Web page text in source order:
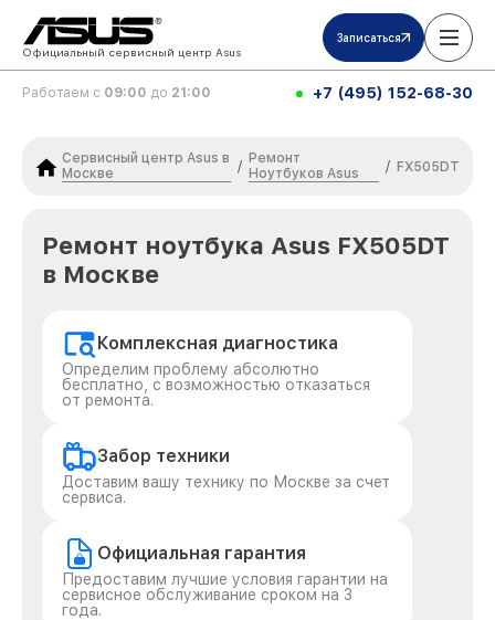
Официальный сервисный центр Asus
Записаться
Работаем с 09:00 до 21:00 +7 (495) 152-68-30
Сервисный центр Asus в
Москве
/
Ремонт
Ноутбуков Asus
/ FX505DT
Ремонт ноутбука Asus FX505DT
в Москве
Комплексная диагностика
Определим проблему абсолютно
бесплатно, с возможностью отказаться
от ремонта.
Забор техники
Доставим вашу технику по Москве за счет
сервиса.
Официальная гарантия
Предоставим лучшие условия гарантии на
сервисное обслуживание сроком на 3
года.